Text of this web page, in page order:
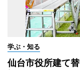
学ぶ・知る
仙台市役所建て